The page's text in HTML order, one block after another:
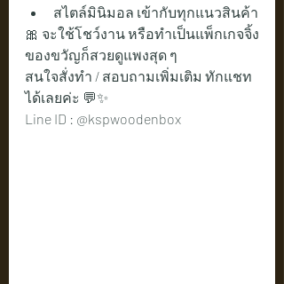
สไตล์มินิมอล เข้ากับทุกแนวสินค้า
🎀 จะใช้โชว์งาน หรือทำเป็นแพ็กเกจจิ้ง
ของขวัญก็สวยดูแพงสุด ๆ
สนใจสั่งทำ / สอบถามเพิ่มเติม ทักแชท
ได้เลยค่ะ 💬✨
Line ID : @kspwoodenbox